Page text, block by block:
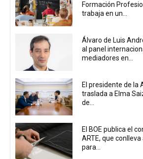
Formación
trabaja en un...
Álvaro de Luis
al panel
mediadores en...
El presidente de la
traslada a Elma
de...
El BOE publica el
ARTE, que
para...